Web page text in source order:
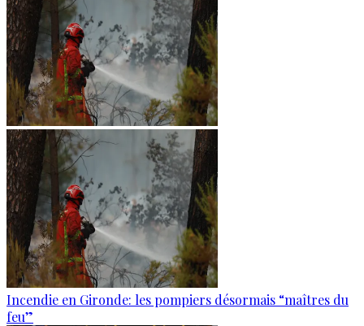
Incendie en Gironde: les pompiers désormais “maîtres du
feu”